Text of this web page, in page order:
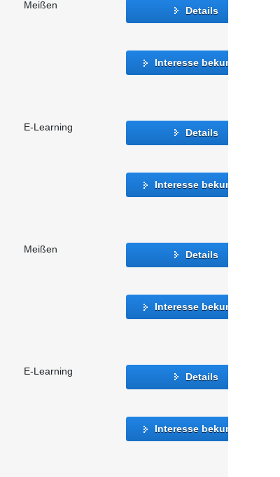
Meißen Details
Interesse bekunden
E-Learning Details
Interesse bekunden
Meißen Details
Interesse bekunden
E-Learning Details
Interesse bekunden